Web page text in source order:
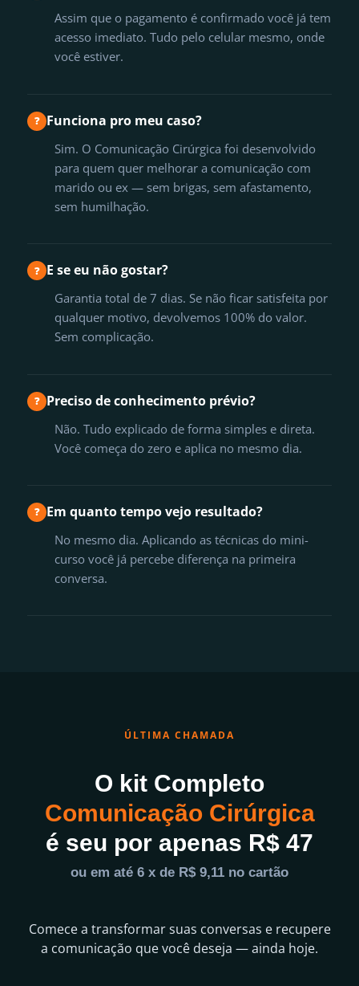
Assim que o pagamento é confirmado você já tem
acesso imediato. Tudo pelo celular mesmo, onde
você estiver.
? Funciona pro meu caso?
Sim. O Comunicação Cirúrgica foi desenvolvido
para quem quer melhorar a comunicação com
marido ou ex — sem brigas, sem afastamento,
sem humilhação.
? E se eu não gostar?
Garantia total de 7 dias. Se não ficar satisfeita por
qualquer motivo, devolvemos 100% do valor.
Sem complicação.
? Preciso de conhecimento prévio?
Não. Tudo explicado de forma simples e direta.
Você começa do zero e aplica no mesmo dia.
? Em quanto tempo vejo resultado?
No mesmo dia. Aplicando as técnicas do mini-
curso você já percebe diferença na primeira
conversa.
ÚLTIMA CHAMADA
O kit Completo
Comunicação Cirúrgica
é seu por apenas R$ 47
ou em até 6 x de R$ 9,11 no cartão
Comece a transformar suas conversas e recupere
a comunicação que você deseja — ainda hoje.